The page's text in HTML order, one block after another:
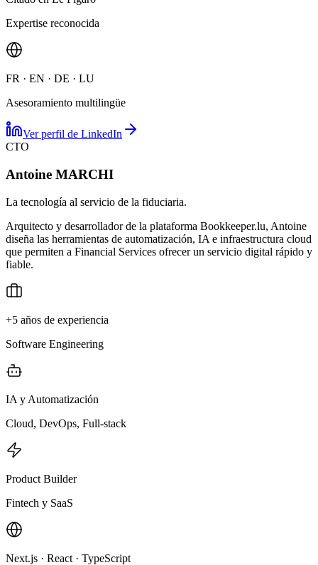
Expertise reconocida
FR · EN · DE · LU
Asesoramiento multilingüe
Ver perfil de LinkedIn
CTO
Antoine MARCHI
La tecnología al servicio de la fiduciaria.
Arquitecto y desarrollador de la plataforma Bookkeeper.lu, Antoine
diseña las herramientas de automatización, IA e infraestructura cloud
que permiten a Financial Services ofrecer un servicio digital rápido y
fiable.
+5 años de experiencia
Software Engineering
IA y Automatización
Cloud, DevOps, Full-stack
Product Builder
Fintech y SaaS
Next.js · React · TypeScript